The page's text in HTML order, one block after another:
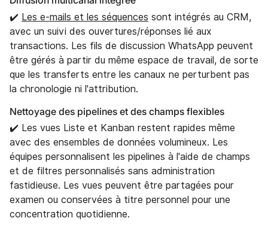
✔️ Les e-mails et les séquences sont intégrés au CRM,
avec un suivi des ouvertures/réponses lié aux
transactions. Les fils de discussion WhatsApp peuvent
être gérés à partir du même espace de travail, de sorte
que les transferts entre les canaux ne perturbent pas
la chronologie ni l'attribution.
Nettoyage des pipelines et des champs flexibles‍
✔️ Les vues Liste et Kanban restent rapides même
avec des ensembles de données volumineux. Les
équipes personnalisent les pipelines à l'aide de champs
et de filtres personnalisés sans administration
fastidieuse. Les vues peuvent être partagées pour
examen ou conservées à titre personnel pour une
concentration quotidienne.